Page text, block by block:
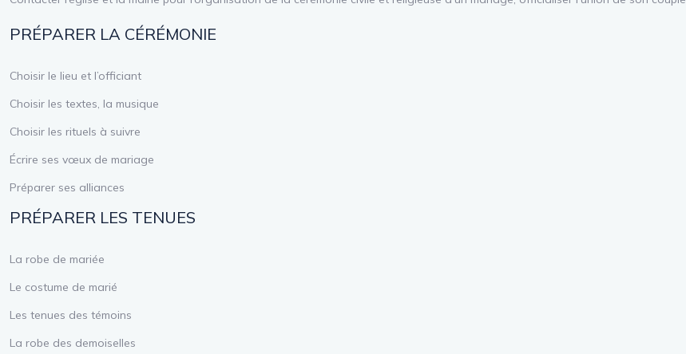
PRÉPARER LA CÉRÉMONIE
Choisir le lieu et l’officiant
Choisir les textes, la musique
Choisir les rituels à suivre
Écrire ses vœux de mariage
Préparer ses alliances
PRÉPARER LES TENUES
La robe de mariée
Le costume de marié
Les tenues des témoins
La robe des demoiselles